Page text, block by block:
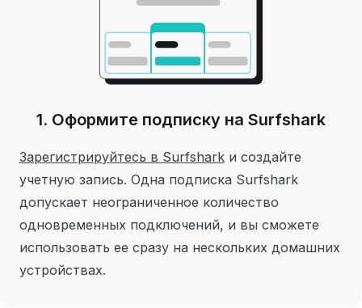
1. Оформите подписку на Surfshark
Зарегистрируйтесь в Surfsharkи создайте
учетную запись. Одна подписка Surfshark
допускает неограниченное количество
одновременных подключений, и вы сможете
использовать ее сразу на нескольких домашних
устройствах.